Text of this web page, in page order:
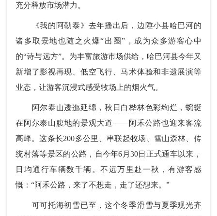
充分释放市场潜力。
《我的阿勒泰》去年播出后，边陲小县哈巴河的
诸多取景地也随之火爆“出圈”，成为众多游客心中
的“诗与远方”。为丰富旅游市场供给，哈巴河县今年又
新增了影视再现、低空飞行、马术体验和非遗展演等
业态，让游客沉浸式感受牧场上的烟火气。
阿尔泰山逶迤延绵，秋日白桦林色彩绚烂，蜿蜒
在阿尔泰山腹地的景观大道——阿禾公路也迎来客流
高峰。这条长200多公里、串联起牧场、雪山森林、传
统村落等景区的公路，自今年6月30日正式通车以来，
日均通行车辆数千辆。不远万里赴一秋，有游客感
慨：“阿禾公路，来了不想走，走了还想来。”
可可托海初雪已至，这个冬季滑雪与夏季观光齐